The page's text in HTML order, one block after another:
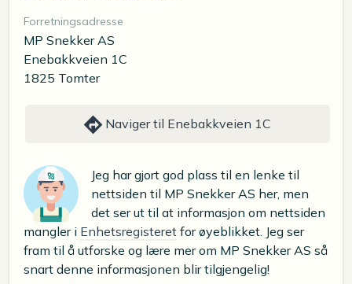
Forretningsadresse
MP Snekker AS
Enebakkveien 1C
1825 Tomter
Naviger til Enebakkveien 1C
Jeg har gjort god plass til en lenke til
nettsiden til MP Snekker AS her, men
det ser ut til at informasjon om nettsiden
mangler i Enhetsregisteret for øyeblikket. Jeg ser
fram til å utforske og lære mer om MP Snekker AS så
snart denne informasjonen blir tilgjengelig!